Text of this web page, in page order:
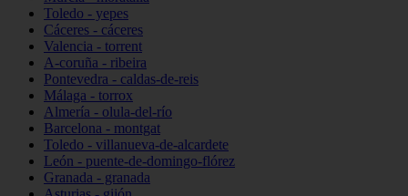
Toledo - yepes
Cáceres - cáceres
Valencia - torrent
A-coruña - ribeira
Pontevedra - caldas-de-reis
Málaga - torrox
Almería - olula-del-río
Barcelona - montgat
Toledo - villanueva-de-alcardete
León - puente-de-domingo-flórez
Granada - granada